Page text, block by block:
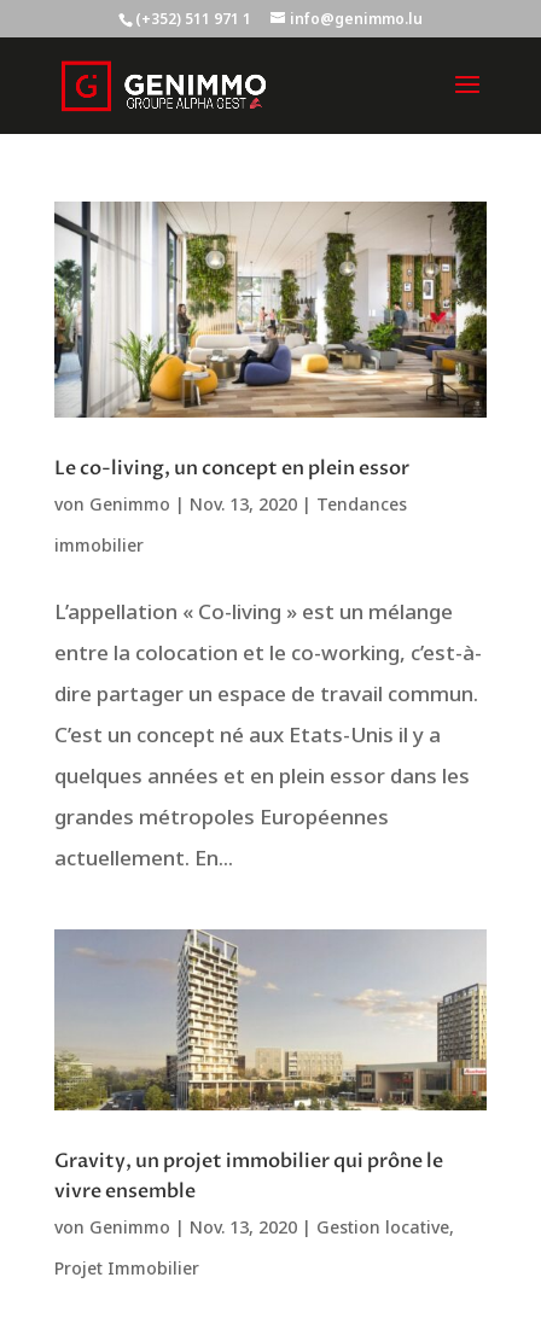
(+352) 511 971 1 info@genimmo.lu
Le co-living, un concept en plein essor
von Genimmo | Nov. 13, 2020| Tendances
immobilier
L’appellation « Co-living » est un mélange
entre la colocation et le co-working, c’est-à-
dire partager un espace de travail commun.
C’est un concept né aux Etats-Unis il y a
quelques années et en plein essor dans les
grandes métropoles Européennes
actuellement. En...
Gravity, un projet immobilier qui prône le
vivre ensemble
von Genimmo | Nov. 13, 2020| Gestion locative,
Projet Immobilier